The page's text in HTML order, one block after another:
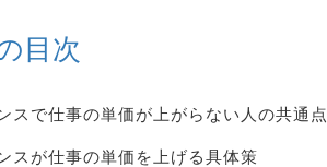
目次
スで仕事の単価が上がらない人の共通点
スが仕事の単価を上げる具体策